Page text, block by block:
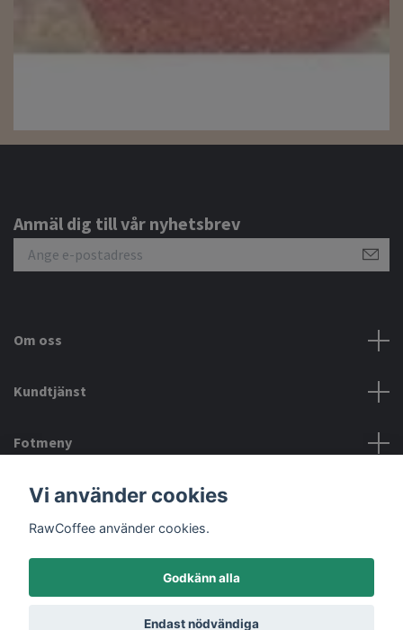
Anmäl dig till vår nyhetsbrev
Om oss
Kundtjänst
Fotmeny
Sociala medier
© 2026 RawCoffeePowered by Quickbutik
Vi använder cookies
RawCoffee använder cookies.
Godkänn alla
Endast nödvändiga